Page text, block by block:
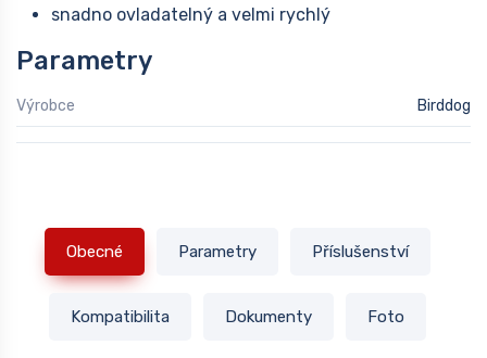
snadno ovladatelný a velmi rychlý
Parametry
Výrobce Birddog
Obecné Parametry Příslušenství
Kompatibilita Dokumenty Foto